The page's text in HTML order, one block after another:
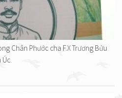
Chân Phước cha F.X Trương Bửu